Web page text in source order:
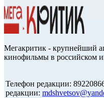
Мегакритик - крупнейший
кинофильмы в российском
Телефон редакции:
редакции: